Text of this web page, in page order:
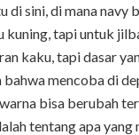
di sini, di mana navy
kuning, tapi untuk
kaku, tapi dasar
mencoba di
bisa berubah
tentang apa